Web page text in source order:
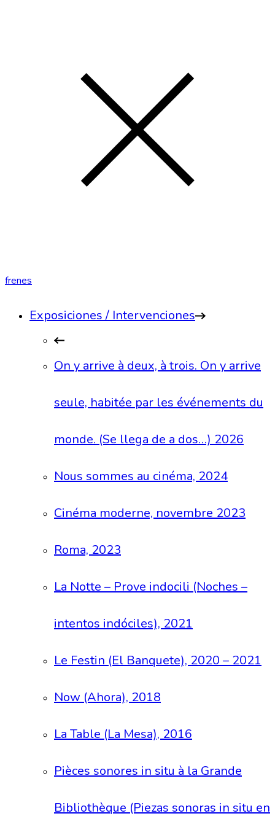
frenes
Exposiciones / Intervenciones
On y arrive à deux, à trois. On y arrive
seule, habitée par les événements du
monde. (Se llega de a dos…) 2026
Nous sommes au cinéma, 2024
Cinéma moderne, novembre 2023
Roma, 2023
La Notte – Prove indocili (Noches –
intentos indóciles), 2021
Le Festin (El Banquete), 2020 – 2021
Now (Ahora), 2018
La Table (La Mesa), 2016
Pièces sonores in situ à la Grande
Bibliothèque (Piezas sonoras in situ en